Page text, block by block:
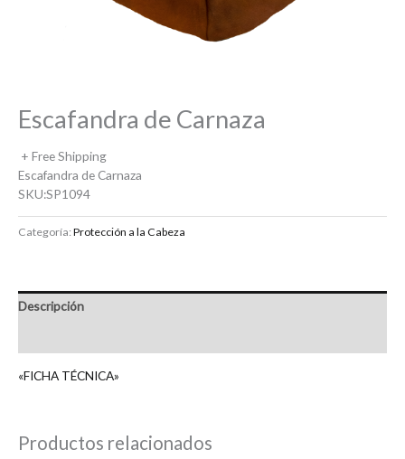
Escafandra de Carnaza
+ Free Shipping
Escafandra de Carnaza
SKU:SP1094
Categoría:Protección a la Cabeza
Descripción
«FICHA TÉCNICA»
Productos relacionados